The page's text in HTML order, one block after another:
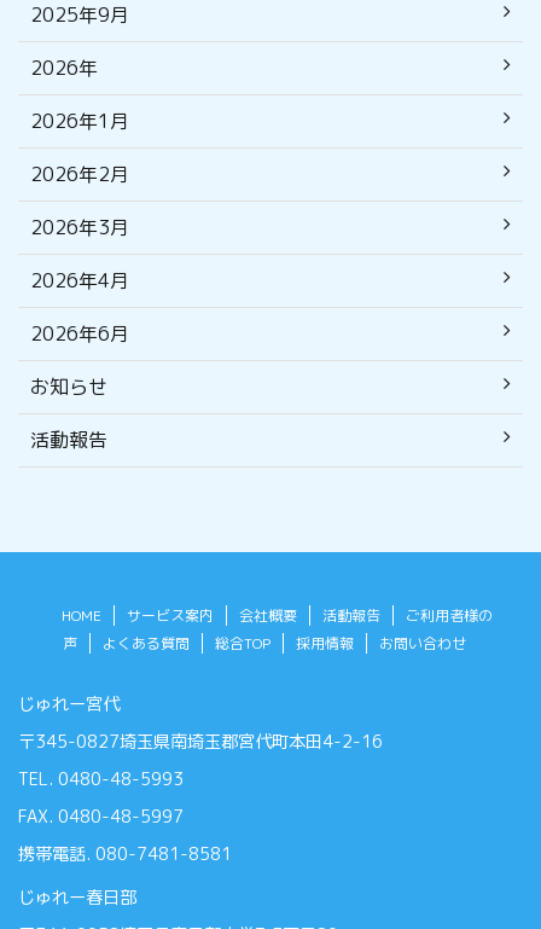
2025年9月
2026年
2026年1月
2026年2月
2026年3月
2026年4月
2026年6月
お知らせ
活動報告
HOME サービス案内 会社概要 活動報告
ご利用者様の
声
よくある質問 総合TOP 採用情報 お問い合わせ
じゅれー宮代
〒345-0827埼玉県南埼玉郡宮代町本田4-2-16
TEL. 0480-48-5993
FAX. 0480-48-5997
携帯電話. 080-7481-8581
じゅれー春日部